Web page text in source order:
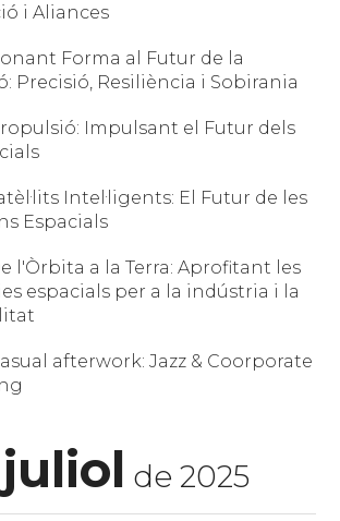
i Aliances
Forma al Futur de la
Precisió, Resiliència i Sobirania
Impulsant el Futur dels
Intel·ligents: El Futur de les
Espacials
l'Òrbita a la Terra: Aprofitant les
espacials per a la indústria i la
afterwork: Jazz & Coorporate
de 2025